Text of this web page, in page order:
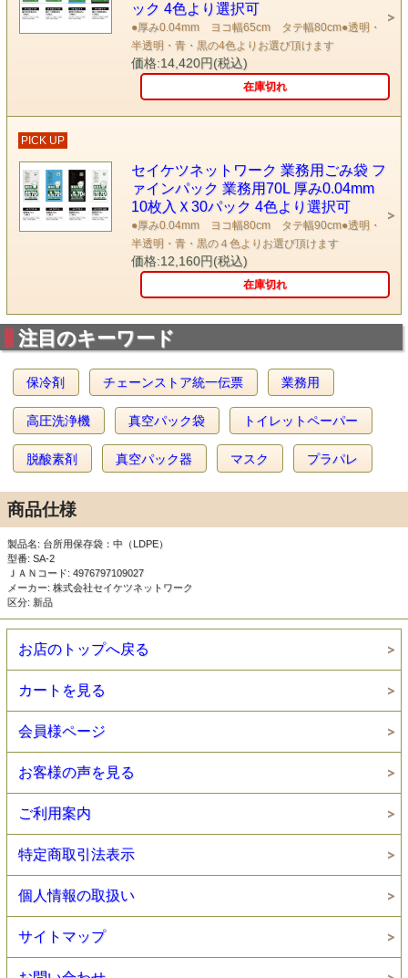
ック 4色より選択可
●厚み0.04mm ヨコ幅65cm タテ幅80cm●透明・
半透明・青・黒の4色よりお選び頂けます
価格:14,420円(税込)
在庫切れ
PICK UP
セイケツネットワーク 業務用ごみ袋 フ
ァインパック 業務用70L 厚み0.04mm
10枚入Ｘ30パック 4色より選択可
●厚み0.04mm ヨコ幅80cm タテ幅90cm●透明・
半透明・青・黒の４色よりお選び頂けます
価格:12,160円(税込)
在庫切れ
注目のキーワード
保冷剤 チェーンストア統一伝票 業務用
高圧洗浄機 真空パック袋 トイレットペーパー
脱酸素剤 真空パック器 マスク プラパレ
商品仕様
製品名: 台所用保存袋：中（LDPE）
型番: SA-2
ＪＡＮコード: 4976797109027
メーカー: 株式会社セイケツネットワーク
区分: 新品
お店のトップへ戻る
カートを見る
会員様ページ
お客様の声を見る
ご利用案内
特定商取引法表示
個人情報の取扱い
サイトマップ